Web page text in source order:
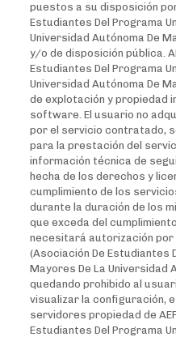
puestos a su disposición
Estudiantes Del Programa
Universidad Autónoma De
y/o de disposición pública.
Estudiantes Del Programa
Universidad Autónoma De
de explotación y propiedad
software. El usuario no
por el servicio contratado,
para la prestación del
información técnica de
hecha de los derechos y
cumplimiento de los
durante la duración de los
que exceda del
necesitará autorización por
(Asociación De Estudiantes
Mayores De La Universidad
quedando prohibido al
visualizar la configuración,
servidores propiedad de
Estudiantes Del Programa